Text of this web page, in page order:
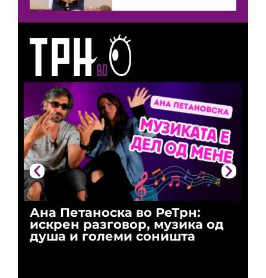
Ана Петаноска во РеТрн:
искрен разговор, музика од
душа и големи соништа